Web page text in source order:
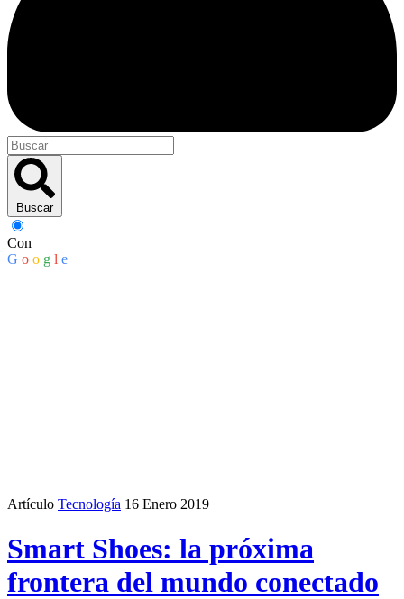
Buscar
Con
G o o g l e
Artículo Tecnología 16 Enero 2019
Smart Shoes: la próxima
frontera del mundo conectado